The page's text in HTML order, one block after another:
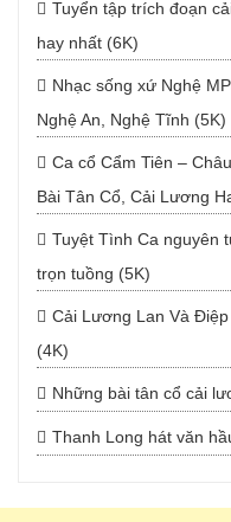
Tuyển tập trích đoạn
hay nhất (6K)
Nhạc sống xứ Nghệ
Nghệ An, Nghệ Tĩnh (5K)
Ca cổ Cẩm Tiên –
Bài Tân Cổ, Cải Lương
Tuyệt Tình Ca nguyên
trọn tuồng (5K)
Cải Lương Lan Và
(4K)
Những bài tân cổ cải
Thanh Long hát văn